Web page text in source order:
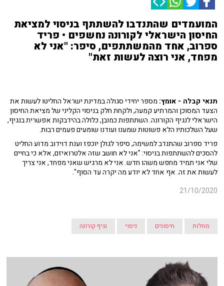
המועמדים שהתנדבו להשתתף בניסוי למציאת
החיסון הישראלי לקורונה נחשפים • פריד
ספרוב, אחד מהמשתתפים, סיפר: "אני לא
מפחד, אני רוצה לעשות זאת"
תנאי קבלה - אומץ: מספר יחידי סגולה במדינת ישראל החליטו לעשות את
הצעד המסוכן והמרתיע קמעה, ולקחת חלק בניסוי הקליני של מציאת החיסון
הישראלי לנגיף הקורונה. השתתפות כמובן, כלולה בהידבקות אפשרית בנגיף,
שעל השלכותיו הלא פשוטות שמענו ועודנו שומעים פעמים רבות.
פריד ספרוב שהתנדב למשימה, סיפר לגולן יוכפז וענת דוידוב מדוע החליט
להסכים להשתתפות בניסוי: "אני לא חושב שזה אלטרואיזם, אלא כי בחיים
שלי אני תמיד מחפש משהו חדש. אני לא מרגיש שאני מפחד, אני צריך
לעשות את זה. אף אחד לא יודע מה יקרה עד הסוף".
21/10/2020
מחלות חיסונים ניסוי נגיף קורונה